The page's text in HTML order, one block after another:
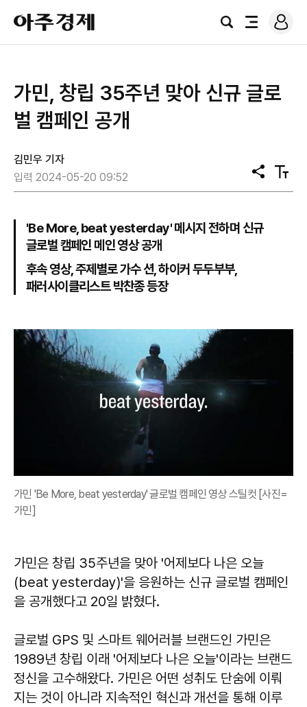
아
주
경
검
전
로
그
가민, 창립 35주년 맞아 신규 글로
벌 캠페인 공개
김민우 기자
입력 2024-05-20 09:52
공
유
텍
스
'Be More, beat yesterday' 메시지 전하며 신규
글로벌 캠페인 메인 영상 공개
후속 영상, 주제별로 가수 션, 하이커 두두부부,
패러사이클리스트 박찬종 등장
가민 'Be More, beat yesterday' 글로벌 캠페인 영상 스틸컷 [사진=
가민]
가민은 창립 35주년을 맞아 '어제보다 나은 오늘
(beat yesterday)'을 응원하는 신규 글로벌 캠페인
을 공개했다고 20일 밝혔다.
글로벌 GPS 및 스마트 웨어러블 브랜드인 가민은
1989년 창립 이래 '어제보다 나은 오늘'이라는 브랜드
정신을 고수해왔다. 가민은 어떤 성취도 단숨에 이뤄
지는 것이 아니라 지속적인 혁신과 개선을 통해 이루